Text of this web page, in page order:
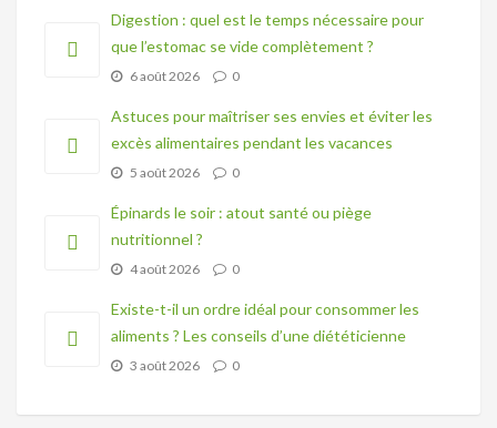
Digestion : quel est le temps nécessaire pour
que l’estomac se vide complètement ?
6 août 2026 0
Astuces pour maîtriser ses envies et éviter les
excès alimentaires pendant les vacances
5 août 2026 0
Épinards le soir : atout santé ou piège
nutritionnel ?
4 août 2026 0
Existe-t-il un ordre idéal pour consommer les
aliments ? Les conseils d’une diététicienne
3 août 2026 0